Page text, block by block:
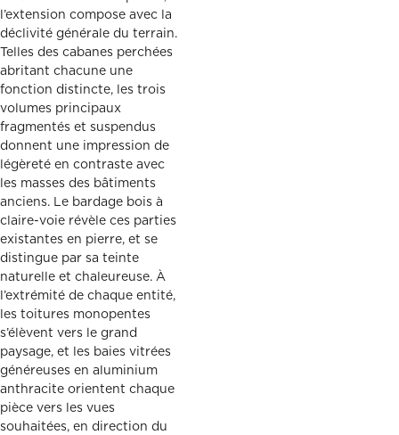
l’extension compose avec la
déclivité générale du terrain.
Telles des cabanes perchées
abritant chacune une
fonction distincte, les trois
volumes principaux
fragmentés et suspendus
donnent une impression de
légèreté en contraste avec
les masses des bâtiments
anciens. Le bardage bois à
claire-voie révèle ces parties
existantes en pierre, et se
distingue par sa teinte
naturelle et chaleureuse. À
l’extrémité de chaque entité,
les toitures monopentes
s’élèvent vers le grand
paysage, et les baies vitrées
généreuses en aluminium
anthracite orientent chaque
pièce vers les vues
souhaitées, en direction du